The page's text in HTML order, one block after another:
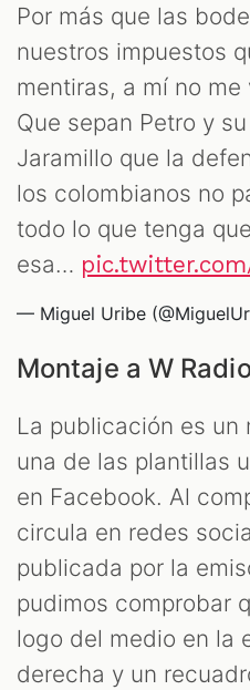
Por más que las
nuestros impuestos
mentiras, a mí no
Que sepan Petro y
Jaramillo que la
los colombianos no
todo lo que tenga
esa…
— Miguel Uribe
Montaje a W
La publicación es un
una de las plantillas
en Facebook. Al
circula en redes
publicada por la
pudimos comprobar
logo del medio en la
derecha y un